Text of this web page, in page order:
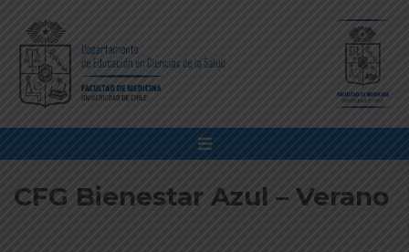
CFG Bienestar Azul – Verano